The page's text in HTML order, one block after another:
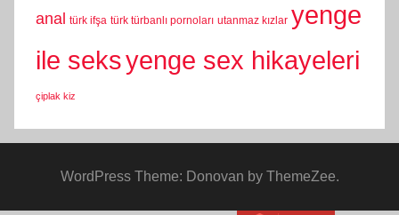
anal türk ifşa türk türbanlı pornoları utanmaz kızlar yenge
ile seksyenge sex hikayeleri
çiplak kiz
WordPress Theme: Donovan by ThemeZee.